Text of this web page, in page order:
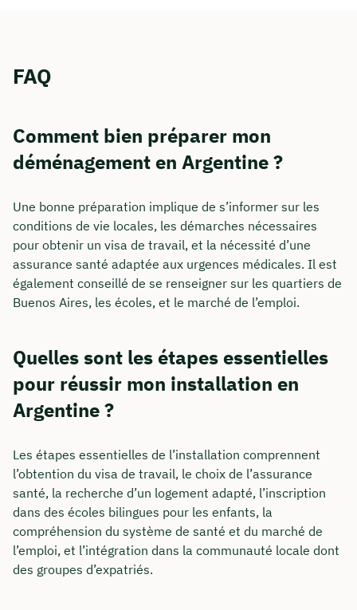
FAQ
Comment bien préparer mon
déménagement en Argentine ?
Une bonne préparation implique de s’informer sur les
conditions de vie locales, les démarches nécessaires
pour obtenir un visa de travail, et la nécessité d’une
assurance santé adaptée aux urgences médicales. Il est
également conseillé de se renseigner sur les quartiers de
Buenos Aires, les écoles, et le marché de l’emploi.
Quelles sont les étapes essentielles
pour réussir mon installation en
Argentine ?
Les étapes essentielles de l’installation comprennent
l’obtention du visa de travail, le choix de l’assurance
santé, la recherche d’un logement adapté, l’inscription
dans des écoles bilingues pour les enfants, la
compréhension du système de santé et du marché de
l’emploi, et l’intégration dans la communauté locale dont
des groupes d’expatriés.